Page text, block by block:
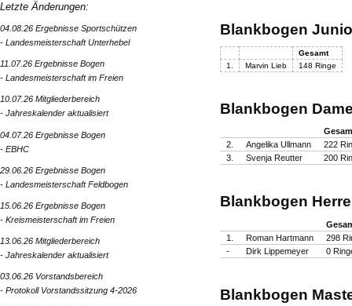
Blankbogen
Gesamt
1.
Marvin Lieb 148 Ringe
Blankbogen
2.
Angelika Ullmann
222
3.
Svenja Reutter 200
Blankbogen
1.
Roman Hartmann
298
-
Dirk Lippemeyer 0
Blankbogen
Letzte Änderungen:
04.08.26 Ergebnisse Sportschützen
- Landesmeisterschaft Unterhebel
11.07.26 Ergebnisse Bogen
- Landesmeisterschaft im Freien
10.07.26 Mitgliederbereich
- Jahreskalender aktualisiert
04.07.26 Ergebnisse Bogen
- EBHC
29.06.26 Ergebnisse Bogen
- Landesmeisterschaft Feldbogen
15.06.26 Ergebnisse Bogen
- Kreismeisterschaft im Freien
13.06.26 Mitgliederbereich
- Jahreskalender aktualisiert
03.06.26 Vorstandsbereich
- Protokoll Vorstandssitzung 4-2026